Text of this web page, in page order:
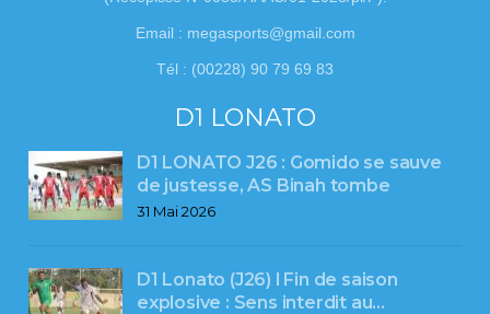
Email : megasports@gmail.com
Tél : (00228) 90 79 69 83
D1 LONATO
D1 LONATO J26 : Gomido se sauve
de justesse, AS Binah tombe
31 Mai 2026
D1 Lonato (J26) l Fin de saison
explosive : Sens interdit au…